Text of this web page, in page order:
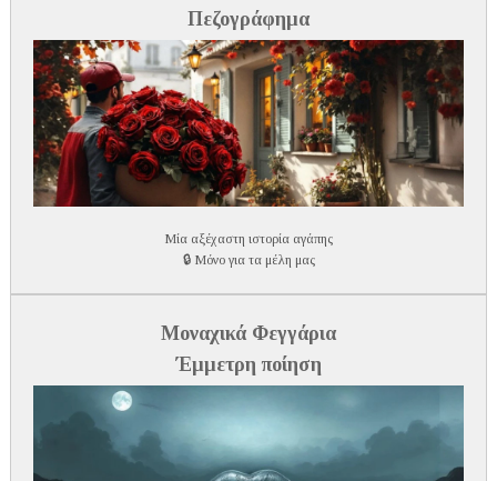
Πεζογράφημα
Μία αξέχαστη ιστορία αγάπης
🔒 Μόνο για τα μέλη μας
Μοναχικά Φεγγάρια
Έμμετρη ποίηση